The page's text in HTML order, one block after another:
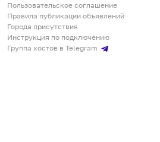
Пользовательское соглашение
Правила публикации объявлений
Города присутствия
Инструкция по подключению
Группа хостов в Telegram